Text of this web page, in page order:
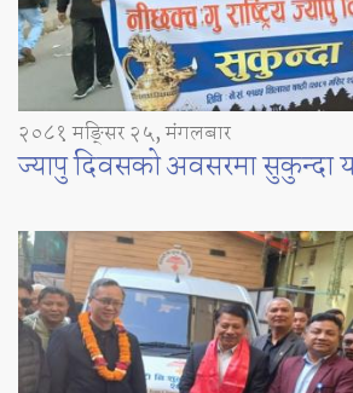
२०८१ मङ्सिर २५, मंगलबार
ज्यापु दिवसको अवसरमा सुकुन्दा